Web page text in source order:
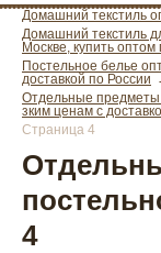
Домашний текстиль
Домашний текстиль
Москве, купить
Постельное белье
доставкой по России
Отдельные предметы
зким ценам с
Страница 4
4